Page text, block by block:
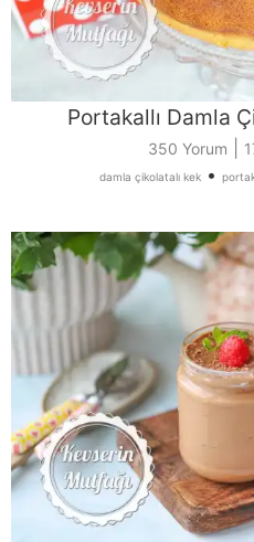
Portakallı Damla
350 Yorum
damla çikolatalı kek •